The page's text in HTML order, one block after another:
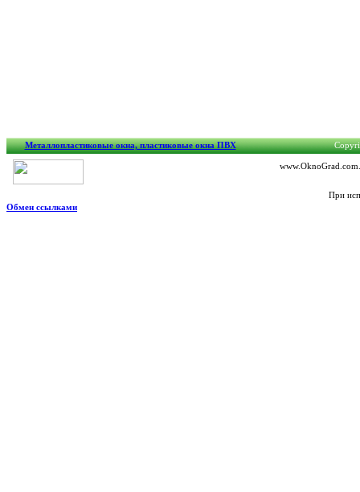
Металлопластиковые окна, пластиковые окна ПВХ
При
Обмен ссылками